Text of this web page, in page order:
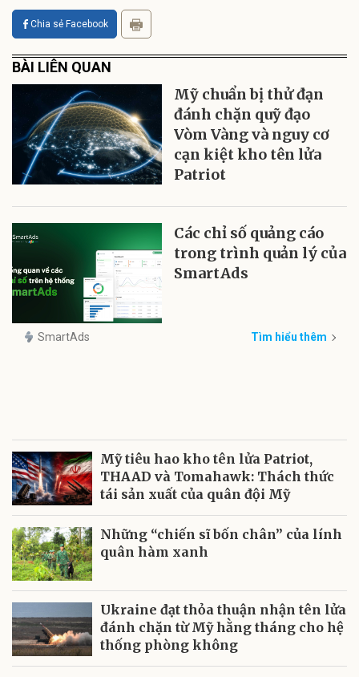
Chia sẻ Facebook
BÀI LIÊN QUAN
Mỹ chuẩn bị thử đạn
đánh chặn quỹ đạo
Vòm Vàng và nguy cơ
cạn kiệt kho tên lửa
Patriot
Các chỉ số quảng cáo
trong trình quản lý của
SmartAds
SmartAds Tìm hiểu thêm
Mỹ tiêu hao kho tên lửa Patriot,
THAAD và Tomahawk: Thách thức
tái sản xuất của quân đội Mỹ
Những “chiến sĩ bốn chân” của lính
quân hàm xanh
Ukraine đạt thỏa thuận nhận tên lửa
đánh chặn từ Mỹ hằng tháng cho hệ
thống phòng không